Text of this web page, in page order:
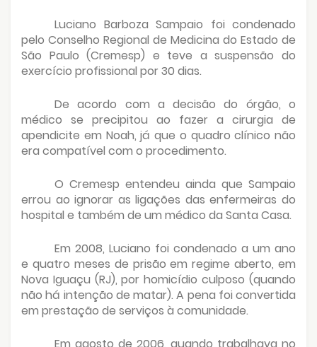
Luciano Barboza Sampaio foi condenado
pelo Conselho Regional de Medicina do Estado de
São Paulo (Cremesp) e teve a suspensão do
exercício profissional por 30 dias.
De acordo com a decisão do órgão, o
médico se precipitou ao fazer a cirurgia de
apendicite em Noah, já que o quadro clínico não
era compatível com o procedimento.
O Cremesp entendeu ainda que Sampaio
errou ao ignorar as ligações das enfermeiras do
hospital e também de um médico da Santa Casa.
Em 2008, Luciano foi condenado a um ano
e quatro meses de prisão em regime aberto, em
Nova Iguaçu (RJ), por homicídio culposo (quando
não há intenção de matar). A pena foi convertida
em prestação de serviços à comunidade.
Em agosto de 2006, quando trabalhava no